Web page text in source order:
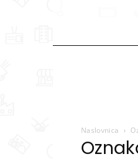
Naslovnica